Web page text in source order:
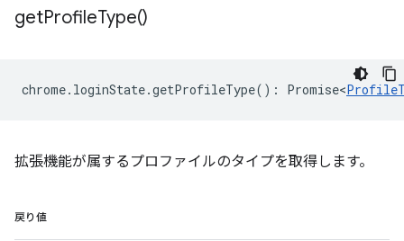
getProfileType()
chrome. loginState.getProfileType() : Promise<
拡張機能が属するプロファイルのタイプを取得します。
戻り値